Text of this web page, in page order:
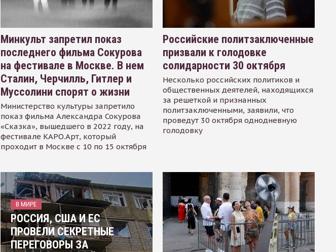
Минкульт запретил показ
последнего фильма Сокурова
на фестивале в Москве. В нем
Сталин, Черчилль, Гитлер и
Муссолини спорят о жизни
Министерство культуры запретило
показ фильма Александра Сокурова
«Сказка», вышедшего в 2022 году, на
фестивале КАРО.Арт, который
проходит в Москве с 10 по 15 октября
Российские политзаключенные
призвали к голодовке
солидарности 30 октября
Несколько российских политиков и
общественных деятелей, находящихся
за решеткой и признанных
политзаключенными, заявили, что
проведут 30 октября однодневную
голодовку
В МИРЕ
РОССИЯ, США И ЕС
ПРОВЕЛИ СЕКРЕТНЫЕ
ПЕРЕГОВОРЫ ЗА